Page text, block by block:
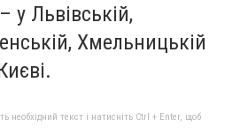
у Львівській,
Хмельницькій
необхідний текст і натисніть Ctrl + Enter, щоб